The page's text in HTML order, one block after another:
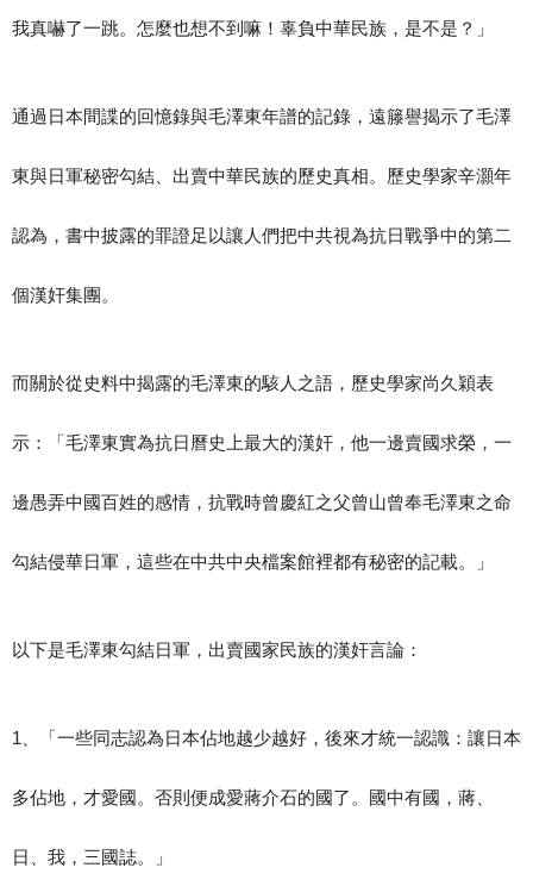
我真嚇了一跳。怎麼也想不到嘛！辜負中華民族，是不是？」
通過日本間諜的回憶錄與毛澤東年譜的記錄，遠籐譽揭示了毛澤
東與日軍秘密勾結、出賣中華民族的歷史真相。歷史學家辛灝年
認為，書中披露的罪證足以讓人們把中共視為抗日戰爭中的第二
個漢奸集團。
而關於從史料中揭露的毛澤東的駭人之語，歷史學家尚久穎表
示：「毛澤東實為抗日曆史上最大的漢奸，他一邊賣國求榮，一
邊愚弄中國百姓的感情，抗戰時曾慶紅之父曾山曾奉毛澤東之命
勾結侵華日軍，這些在中共中央檔案館裡都有秘密的記載。」
以下是毛澤東勾結日軍，出賣國家民族的漢奸言論：
1、「一些同志認為日本佔地越少越好，後來才統一認識：讓日本
多佔地，才愛國。否則便成愛蔣介石的國了。國中有國，蔣、
日、我，三國誌。」